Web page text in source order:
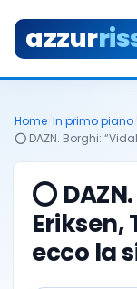
azzur
Home In primo piano
⭕️ DAZN. Borghi:
⭕️
Eriksen,
ecco la